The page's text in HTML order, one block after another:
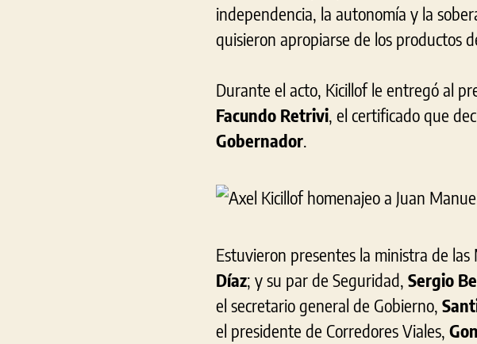
independencia, la autonomía y la
quisieron apropiarse de los productos
Durante el acto, Kicillof le entregó al
Facundo Retrivi, el certificado que
Gobernador.
Estuvieron presentes la ministra de
Díaz; y su par de Seguridad, Sergio
el secretario general de Gobierno,
el presidente de Corredores Viales,